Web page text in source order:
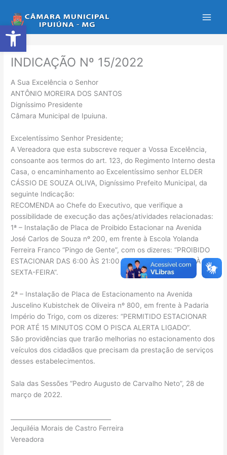
Abrir a barra de ferramentas
para
o
conteúdo
INDICAÇÃO Nº 15/2022
A Sua Excelência o Senhor
ANTÔNIO MOREIRA DOS SANTOS
Digníssimo Presidente
Câmara Municipal de Ipuiuna.
Excelentíssimo Senhor Presidente;
A Vereadora que esta subscreve requer a Vossa Excelência,
consoante aos termos do art. 123, do Regimento Interno desta
Casa, o encaminhamento ao Excelentíssimo senhor ELDER
CÁSSIO DE SOUZA OLIVA, Digníssimo Prefeito Municipal, da
seguinte Indicação:
RECOMENDA ao Chefe do Executivo, que verifique a
possibilidade de execução das ações/atividades relacionadas:
1ª – Instalação de Placa de Proibido Estacionar na Avenida
José Carlos de Souza nº 200, em frente à Escola Yolanda
Ferreira Franco “Pingo de Gente”, com os dizeres: “PROIBIDO
ESTACIONAR DAS 6:00 ÀS 21:00 HORAS, DE SEGUNDA À
SEXTA-FEIRA”.
2ª – Instalação de Placa de Estacionamento na Avenida
Juscelino Kubistchek de Oliveira nº 800, em frente à Padaria
Império do Trigo, com os dizeres: “PERMITIDO ESTACIONAR
POR ATÉ 15 MINUTOS COM O PISCA ALERTA LIGADO”.
São providências que trarão melhorias no estacionamento dos
veículos dos cidadãos que precisam da prestação de serviços
desses estabelecimentos.
Sala das Sessões “Pedro Augusto de Carvalho Neto”, 28 de
março de 2022.
Jequiléia Morais de Castro Ferreira
Vereadora